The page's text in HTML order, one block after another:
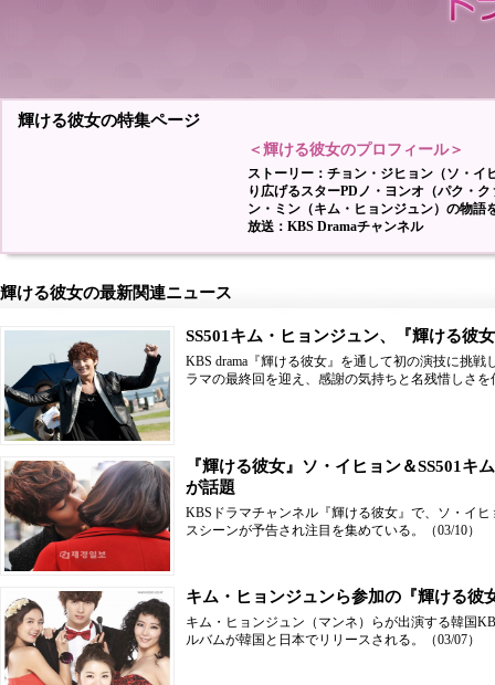
輝ける彼女の特集ページ
＜輝ける彼女のプロフィール＞
ストーリー：チョン・ジヒョン（ソ・イ
り広げるスターPDノ・ヨンオ（パク・
ン・ミン（キム・ヒョンジュン）の物語
放送：KBS Dramaチャンネル
輝ける彼女の最新関連ニュース
SS501キム・ヒョンジュン、『輝ける彼
KBS drama『輝ける彼女』を通して初の演技に挑戦
ラマの最終回を迎え、感謝の気持ちと名残惜しさを
『輝ける彼女』ソ・イヒョン＆SS501キ
が話題
KBSドラマチャンネル『輝ける彼女』で、ソ・イ
スシーンが予告され注目を集めている。
（03/10）
キム・ヒョンジュンら参加の『輝ける彼
キム・ヒョンジュン（マンネ）らが出演する韓国
ルバムが韓国と日本でリリースされる。
（03/07）